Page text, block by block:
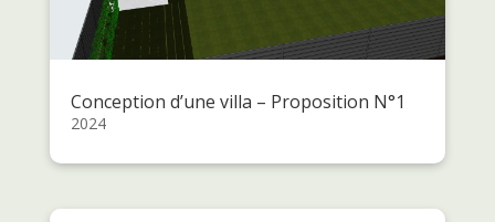
Conception d’une villa – Proposition N°1
2024